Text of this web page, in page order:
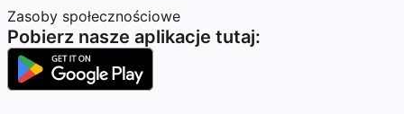
Zasoby społecznościowe
Pobierz nasze aplikacje tutaj: